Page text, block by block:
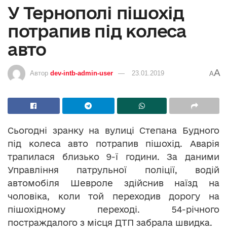
У Тернополі пішохід
потрапив під колеса
авто
Автор dev-intb-admin-user 23.01.2019 AA
Сьогодні зранку на вулиці Степана Будного
під колеса авто потрапив пішохід. Аварія
трапилася близько 9-ї години. За даними
Управління патрульної поліції, водій
автомобіля Шевроле здійснив наїзд на
чоловіка, коли той переходив дорогу на
пішохідному переході. 54-річного
постраждалого з місця ДТП забрала швидка.